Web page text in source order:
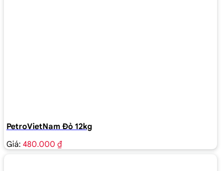
PetroVietNam Đỏ 12kg
Giá: 480.000 ₫